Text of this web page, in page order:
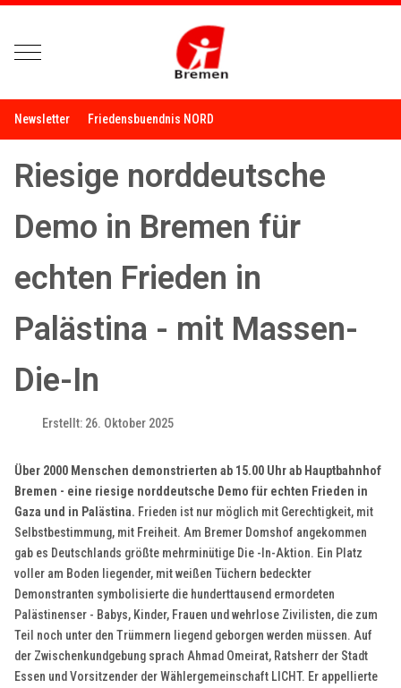
Mobile Menu Toggle
Newsletter Friedensbuendnis NORD
Riesige norddeutsche
Demo in Bremen für
echten Frieden in
Palästina - mit Massen-
Die-In
Erstellt: 26. Oktober 2025
Über 2000 Menschen demonstrierten ab 15.00 Uhr ab Hauptbahnhof
Bremen - eine riesige norddeutsche Demo für echten Frieden in
Gaza und in Palästina. Frieden ist nur möglich mit Gerechtigkeit, mit
Selbstbestimmung, mit Freiheit. Am Bremer Domshof angekommen
gab es Deutschlands größte mehrminütige Die -In-Aktion. Ein Platz
voller am Boden liegender, mit weißen Tüchern bedeckter
Demonstranten symbolisierte die hunderttausend ermordeten
Palästinenser - Babys, Kinder, Frauen und wehrlose Zivilisten, die zum
Teil noch unter den Trümmern liegend geborgen werden müssen. Auf
der Zwischenkundgebung sprach Ahmad Omeirat, Ratsherr der Stadt
Essen und Vorsitzender der Wählergemeinschaft LICHT. Er appellierte